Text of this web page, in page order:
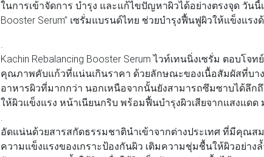
ในการเข้าจัดการ บำรุง และแก้ไขปัญหาผิวได้อย่างตรงจุด วันนี้
Booster Serum” เซรั่มแบรนด์ไทย ช่วยบำรุงฟื้นฟูผิวให้แข็งแร
Kachin Rebalancing Booster Serum ไวท์เทนนิ่งเซรั่ม ตอบโ
คุณภาพคับแก้วที่แน่นเกินราคา ด้วยลักษณะของเนื้อสัมผัสที่บา
อาหารผิวที่มากกว่า นอกเหนือจากนั้นยังสามารถซึมซาบได้ลึก
ให้ผิวแข็งแรง หน้าเนียนกริบ พร้อมฟื้นบำรุงผิวเสียจากแสงแดด
อัดแน่นด้วยสารสกัดธรรมชาตินำเข้าจากต่างประเทศ ที่มีคุณสม
ความแข็งแรงของเกราะป้องกันผิว เติมความชุ่มชื้นให้ผิวอย่า